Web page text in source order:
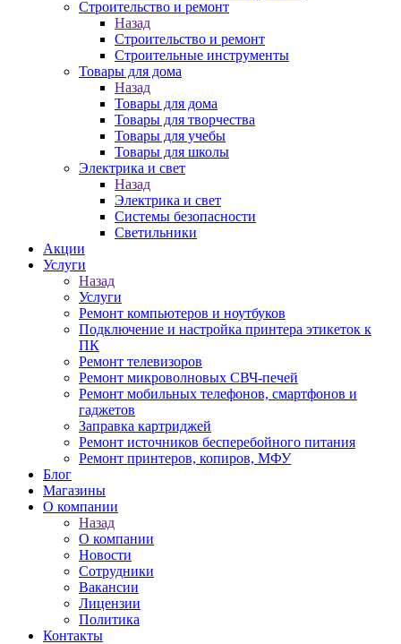
Строительство и ремонт
Назад
Строительство и ремонт
Строительные инструменты
Товары для дома
Назад
Товары для дома
Товары для творчества
Товары для учебы
Товары для школы
Электрика и свет
Назад
Электрика и свет
Системы безопасности
Светильники
Акции
Услуги
Назад
Услуги
Ремонт компьютеров и ноутбуков
Подключение и настройка принтера этикеток к
ПК
Ремонт телевизоров
Ремонт микроволновых СВЧ-печей
Ремонт мобильных телефонов, смартфонов и
гаджетов
Заправка картриджей
Ремонт источников бесперебойного питания
Ремонт принтеров, копиров, МФУ
Блог
Магазины
О компании
Назад
О компании
Новости
Сотрудники
Вакансии
Лицензии
Политика
Контакты